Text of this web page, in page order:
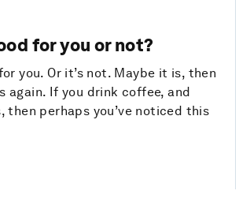
for you or not?
you. Or it’s not. Maybe it is, then
again. If you drink coffee, and
then perhaps you’ve noticed this